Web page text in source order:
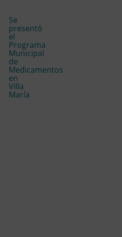
Se
presentó
el
Programa
Municipal
de
Medicamentos
en
Villa
María